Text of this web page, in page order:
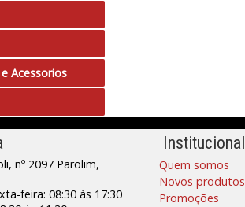
Acessorios
nº 2097 Parolim,
feira: 08:30 às 17:30
Institucional
Quem somos
Novos produtos
Promoções